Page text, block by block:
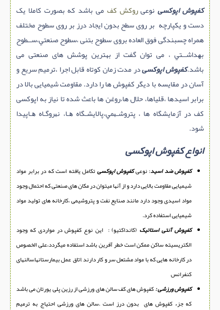
برقی,روشنایی,ایمنی
تاسیسات ساختمان
ابزار آلات ساختمانی
تعمیر و نگهداری ساختمان
محوطه سازی و نما
ماشین آلات ساختمانی
ژئوتکنیک
متفرقه
كفپوش اپوكسینوعیروکش کف می باشد که بصورت کاملا یک
دست و یکپارچه بر روی سطح بدون ایجاد درز بر روی سطوح مختلف
همراه چسبندگی فوق العاده بروی سطوح بتنی ،ﺳﻄﻮح ﺻﻨﻌﺘﻲ،ﺳــﻄﻮح
ﺑﻬﺪاﺷــﺘﻲ ، می توان گفت از بهترین پوشش های صنعتی می
باشد.كفپوش اپوكسیدر مدت زمان کوتاه قابل اجرا ،ترمیم سریع و
آسان در مقایسه با دیگر کفپوش ها را دارد. مقاومت شیمیایی بالا در
برابر اسیدها ،قلیاها، حلال ها،روغن ها باعث شده تا نیاز به اپوکسی
کف در آزمایشگاه ها ، پتروﺷـﻴﻤﻲ،ﭘﺎﻻﻳﺸـﮕﺎه ﻫـﺎ، ﻧﻴﺮوﮔـﺎه ﻫـﺎپیدا
شود.
انواع کفپوش اپوکسی
کفپوش ضد اسید: نوعیکفپوش اپوکسیتکامل یافته است که در برابر مواد
شیمیایی مقاومت بالایی دارد و از آنها میتوان در مکان های صنعتی که احتمال وجود
مواد اسیدی وجود دارد مانند صنایع نفت و پتروشیمی ،کارخانه های تولید مواد
شیمیایی استفاده کرد.
کفپوش آنتی استاتیک (کانداکتیو) : این نوع کفپوش در مواردی که وجود
الکتریسیته ساکن ممکن است خطر آفرین باشد استفاده میگردد،علی الخصوص
در کارخانه هایی که با مواد مشتعل سر و کار دارند ,اتاق عمل بیمارستانها,سالنهای
کنفرانس
کفپوش ورزشی :کفپوش های کف سالن های ورزشی از رزین پلی یورتان می باشد
که جزء کفپوش های بدون درز است .سالن های ورزشی احتیاج به ترمیم